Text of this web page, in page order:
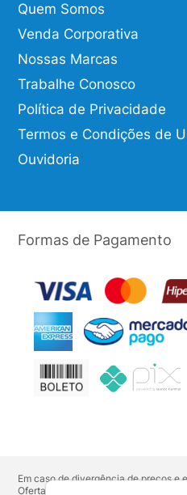
Quem Somos
Venda Corporativa
Nossas Marcas
Trabalhe Conosco
Política de Privacidade
Termos e Condições de
Ouvidoria
Formas de Pagamento
Em caso de divergência de preços e
Ofertas válidas até o término de